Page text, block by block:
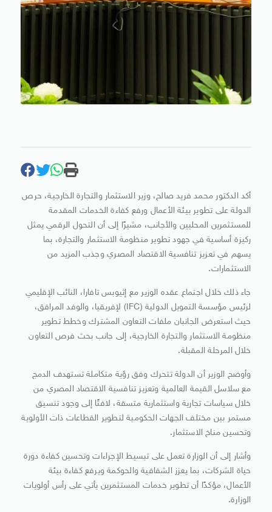
أكد الدكتور محمد فريد صالح، وزير الاستثمار والتجارة الخارجية، حرص
الدولة على تطوير بيئة الأعمال ورفع كفاءة الخدمات المقدمة
للمستثمرين المحليين والأجانب، مشيرًا إلى أن التحول الرقمي يمثل
ركيزة أساسية في جهود تطوير منظومة الاستثمار والتجارة، بما
يسهم في تعزيز تنافسية الاقتصاد المصري وجذب المزيد من
الاستثمارات.
جاء ذلك خلال اجتماع عقده الوزير مع إثيوبس تافارا، النائب الإقليمي
لرئيس مؤسسة التمويل الدولية (IFC) لإفريقيا، والوفد المرافق،
حيث استعرض الجانبان ملفات التعاون المشترك وخطط تطوير
منظومة الاستثمار والتجارة الخارجية، إلى جانب بحث فرص التعاون
خلال المرحلة المقبلة.
وأوضح الوزير أن الدولة تتحرك وفق رؤية متكاملة تستهدف الدمج
مع سلاسل القيمة العالمية وتعزيز تنافسية الاقتصاد المصري من
خلال سياسات تجارية واستثمارية متسقة، لافتًا إلى وجود تنسيق
مستمر بين مختلف الجهات الحكومية لتطوير القطاعات ذات الأولوية
وتحسين مناخ الاستثمار.
وأشار إلى أن الوزارة تعمل على تبسيط الإجراءات وتحسين كفاءة دورة
حياة الشركات، بما يعزز الشفافية والحوكمة ويرفع كفاءة بيئة
الأعمال، مؤكدًا أن تطوير خدمات المستثمرين يأتي على رأس أولويات
الوزارة.